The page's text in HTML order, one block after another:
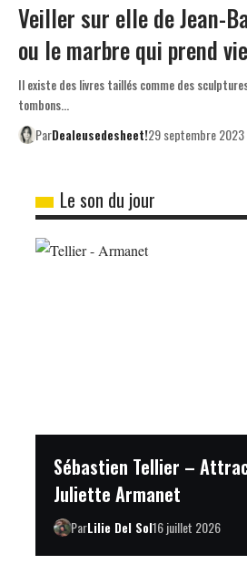
Veiller sur elle de Jean-
ou le marbre qui prend vie
Il existe des livres taillés comme des
tombons…
ParDealeusedesheet!29 septembre 2023
Le son du jour
Sébastien Tellier –
Juliette Armanet
ParLilie Del Sol16 juillet 2026